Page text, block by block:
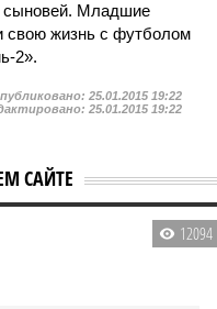
сыновей. Младшие
свою жизнь с футболом
2».
25.01.2015 19:22
25.01.2015 19:22
САЙТЕ
12094